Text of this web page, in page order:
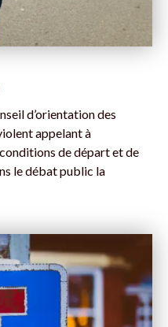
d’orientation des
appelant à
de départ et de
le débat public la